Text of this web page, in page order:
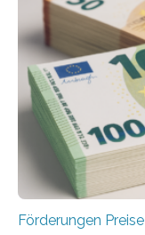
Förderungen Preise